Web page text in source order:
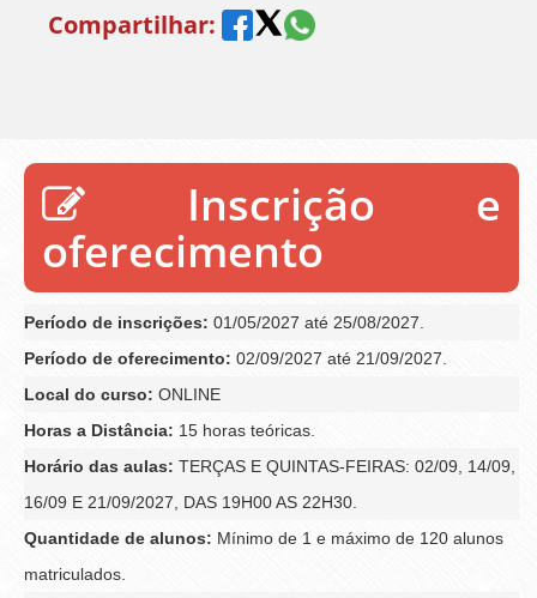
Compartilhar:
Inscrição e
oferecimento
Período de inscrições: 01/05/2027 até 25/08/2027.
Período de oferecimento: 02/09/2027 até 21/09/2027.
Local do curso: ONLINE
Horas a Distância: 15 horas teóricas.
Horário das aulas: TERÇAS E QUINTAS-FEIRAS: 02/09, 14/09,
16/09 E 21/09/2027, DAS 19H00 AS 22H30.
Quantidade de alunos: Mínimo de 1 e máximo de 120 alunos
matriculados.